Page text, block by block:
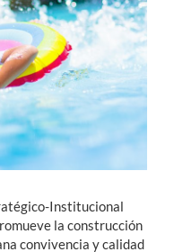
Institucional
la construcción
convivencia y calidad